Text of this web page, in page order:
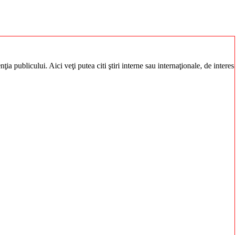
publicului. Aici veţi putea citi ştiri interne sau internaţionale, de interes